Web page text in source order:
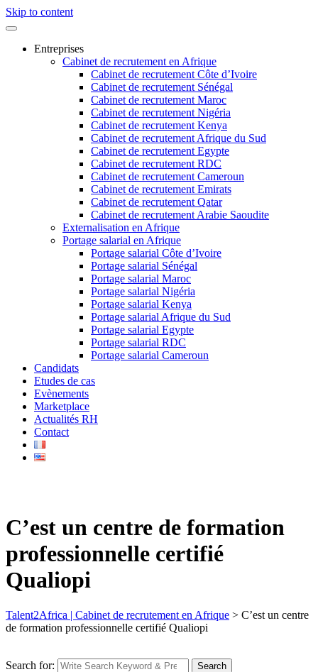
Skip to content
Entreprises
Cabinet de recrutement en Afrique
Cabinet de recrutement Côte d’Ivoire
Cabinet de recrutement Sénégal
Cabinet de recrutement Maroc
Cabinet de recrutement Nigéria
Cabinet de recrutement Kenya
Cabinet de recrutement Afrique du Sud
Cabinet de recrutement Egypte
Cabinet de recrutement RDC
Cabinet de recrutement Cameroun
Cabinet de recrutement Emirats
Cabinet de recrutement Qatar
Cabinet de recrutement Arabie Saoudite
Externalisation en Afrique
Portage salarial en Afrique
Portage salarial Côte d’Ivoire
Portage salarial Sénégal
Portage salarial Maroc
Portage salarial Nigéria
Portage salarial Kenya
Portage salarial Afrique du Sud
Portage salarial Egypte
Portage salarial RDC
Portage salarial Cameroun
Candidats
Etudes de cas
Evènements
Marketplace
Actualités RH
Contact
C’est un centre de formation
professionnelle certifié
Qualiopi
Talent2Africa | Cabinet de recrutement en Afrique > C’est un centre
de formation professionnelle certifié Qualiopi
Search for: Search